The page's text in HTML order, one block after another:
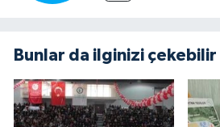
Bunlar da ilginizi çekebilir